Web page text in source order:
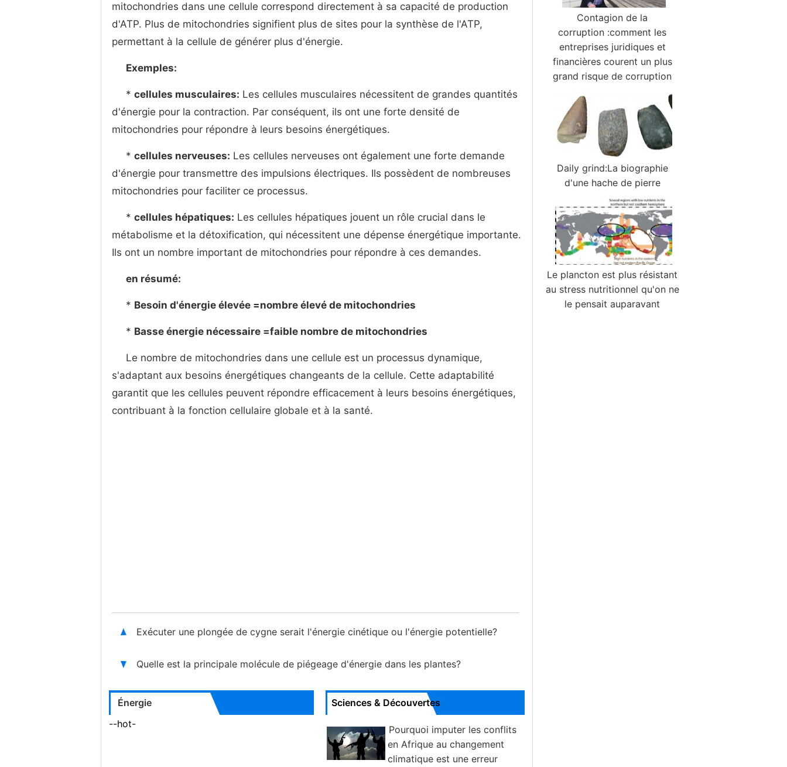
mitochondries dans une cellule correspond directement à sa capacité de production
d'ATP. Plus de mitochondries signifient plus de sites pour la synthèse de l'ATP,
permettant à la cellule de générer plus d'énergie.
Exemples:
* cellules musculaires: Les cellules musculaires nécessitent de grandes quantités
d'énergie pour la contraction. Par conséquent, ils ont une forte densité de
mitochondries pour répondre à leurs besoins énergétiques.
* cellules nerveuses: Les cellules nerveuses ont également une forte demande
d'énergie pour transmettre des impulsions électriques. Ils possèdent de nombreuses
mitochondries pour faciliter ce processus.
* cellules hépatiques: Les cellules hépatiques jouent un rôle crucial dans le
métabolisme et la détoxification, qui nécessitent une dépense énergétique importante.
Ils ont un nombre important de mitochondries pour répondre à ces demandes.
en résumé:
* Besoin d'énergie élevée =nombre élevé de mitochondries
* Basse énergie nécessaire =faible nombre de mitochondries
Le nombre de mitochondries dans une cellule est un processus dynamique,
s'adaptant aux besoins énergétiques changeants de la cellule. Cette adaptabilité
garantit que les cellules peuvent répondre efficacement à leurs besoins énergétiques,
contribuant à la fonction cellulaire globale et à la santé.
Exécuter une plongée de cygne serait l'énergie cinétique ou l'énergie potentielle?
Quelle est la principale molécule de piégeage d'énergie dans les plantes?
Énergie
--hot-
Sciences & Découvertes
Pourquoi imputer les conflits
en Afrique au changement
climatique est une erreur
Contagion de la
corruption :comment les
entreprises juridiques et
financières courent un plus
grand risque de corruption
Daily grind:La biographie
d'une hache de pierre
Le plancton est plus résistant
au stress nutritionnel qu'on ne
le pensait auparavant